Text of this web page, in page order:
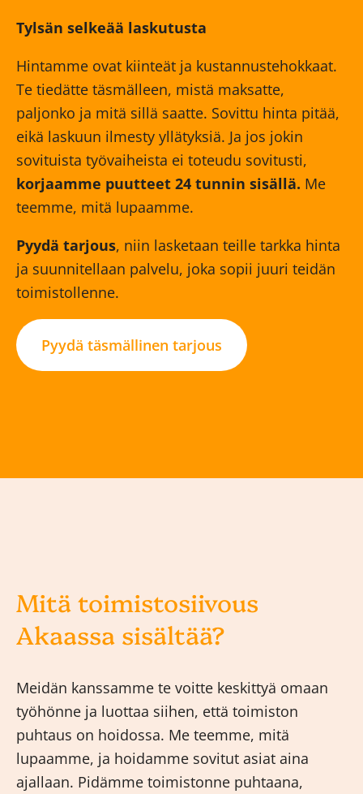
Tylsän selkeää laskutusta
Hintamme ovat kiinteät ja kustannustehokkaat.
Te tiedätte täsmälleen, mistä maksatte,
paljonko ja mitä sillä saatte. Sovittu hinta pitää,
eikä laskuun ilmesty yllätyksiä. Ja jos jokin
sovituista työvaiheista ei toteudu sovitusti,
korjaamme puutteet 24 tunnin sisällä. Me
teemme, mitä lupaamme.
Pyydä tarjous, niin lasketaan teille tarkka hinta
ja suunnitellaan palvelu, joka sopii juuri teidän
toimistollenne.
Pyydä täsmällinen tarjous
Mitä toimistosiivous
Akaassa sisältää?
Meidän kanssamme te voitte keskittyä omaan
työhönne ja luottaa siihen, että toimiston
puhtaus on hoidossa. Me teemme, mitä
lupaamme, ja hoidamme sovitut asiat aina
ajallaan. Pidämme toimistonne puhtaana,